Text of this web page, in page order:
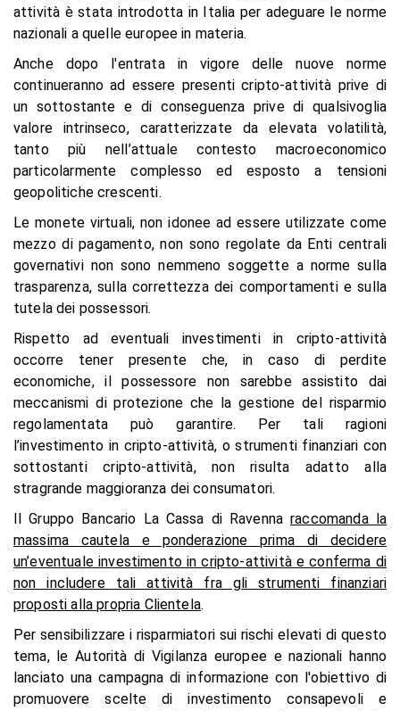
attività è stata introdotta in Italia per adeguare le norme
nazionali a quelle europee in materia.
Anche dopo l'entrata in vigore delle nuove norme
continueranno ad essere presenti cripto-attività prive di
un sottostante e di conseguenza prive di qualsivoglia
valore intrinseco, caratterizzate da elevata volatilità,
tanto più nell’attuale contesto macroeconomico
particolarmente complesso ed esposto a tensioni
geopolitiche crescenti.
Le monete virtuali, non idonee ad essere utilizzate come
mezzo di pagamento, non sono regolate da Enti centrali
governativi non sono nemmeno soggette a norme sulla
trasparenza, sulla correttezza dei comportamenti e sulla
tutela dei possessori.
Rispetto ad eventuali investimenti in cripto-attività
occorre tener presente che, in caso di perdite
economiche, il possessore non sarebbe assistito dai
meccanismi di protezione che la gestione del risparmio
regolamentata può garantire. Per tali ragioni
l’investimento in cripto-attività, o strumenti finanziari con
sottostanti cripto-attività, non risulta adatto alla
stragrande maggioranza dei consumatori.
Il Gruppo Bancario La Cassa di Ravennaraccomanda la
massima cautela e ponderazione prima di decidere
un’eventuale investimento in cripto-attività e conferma di
non includere tali attività fra gli strumenti finanziari
proposti alla propria Clientela.
Per sensibilizzare i risparmiatori sui rischi elevati di questo
tema, le Autorità di Vigilanza europee e nazionali hanno
lanciato una campagna di informazione con l'obiettivo di
promuovere scelte di investimento consapevoli e